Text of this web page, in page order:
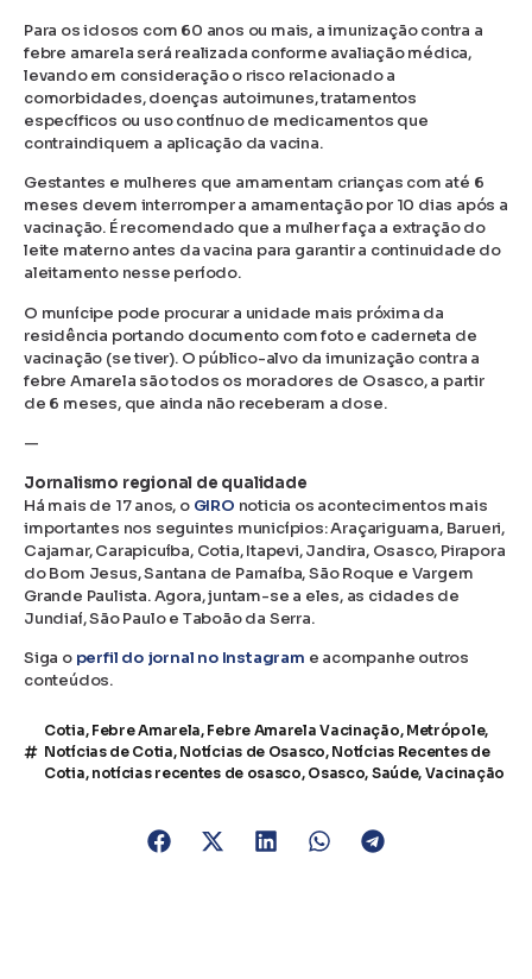
Para os idosos com 60 anos ou mais, a imunização contra a
febre amarela será realizada conforme avaliação médica,
levando em consideração o risco relacionado a
comorbidades, doenças autoimunes, tratamentos
específicos ou uso contínuo de medicamentos que
contraindiquem a aplicação da vacina.
Gestantes e mulheres que amamentam crianças com até 6
meses devem interromper a amamentação por 10 dias após a
vacinação. É recomendado que a mulher faça a extração do
leite materno antes da vacina para garantir a continuidade do
aleitamento nesse período.
O munícipe pode procurar a unidade mais próxima da
residência portando documento com foto e caderneta de
vacinação (se tiver). O público-alvo da imunização contra a
febre Amarela são todos os moradores de Osasco, a partir
de 6 meses, que ainda não receberam a dose.
—
Jornalismo regional de qualidade
Há mais de 17 anos, o GIRO noticia os acontecimentos mais
importantes nos seguintes municípios: Araçariguama, Barueri,
Cajamar, Carapicuíba, Cotia, Itapevi, Jandira, Osasco, Pirapora
do Bom Jesus, Santana de Parnaíba, São Roque e Vargem
Grande Paulista. Agora, juntam-se a eles, as cidades de
Jundiaí, São Paulo e Taboão da Serra.
Siga o perfil do jornal no Instagram e acompanhe outros
conteúdos.
Cotia, Febre Amarela, Febre Amarela Vacinação, Metrópole,
Notícias de Cotia, Notícias de Osasco, Notícias Recentes de
Cotia, notícias recentes de osasco, Osasco, Saúde, Vacinação